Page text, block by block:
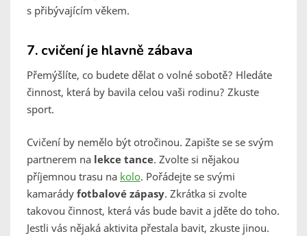
s přibývajícím věkem.
7. cvičení je hlavně zábava
Přemýšlíte, co budete dělat o volné sobotě? Hledáte
činnost, která by bavila celou vaši rodinu? Zkuste
sport.
Cvičení by nemělo být otročinou. Zapište se se svým
partnerem na lekce tance. Zvolte si nějakou
příjemnou trasu na kolo. Pořádejte se svými
kamarády fotbalové zápasy. Zkrátka si zvolte
takovou činnost, která vás bude bavit a jděte do toho.
Jestli vás nějaká aktivita přestala bavit, zkuste jinou.